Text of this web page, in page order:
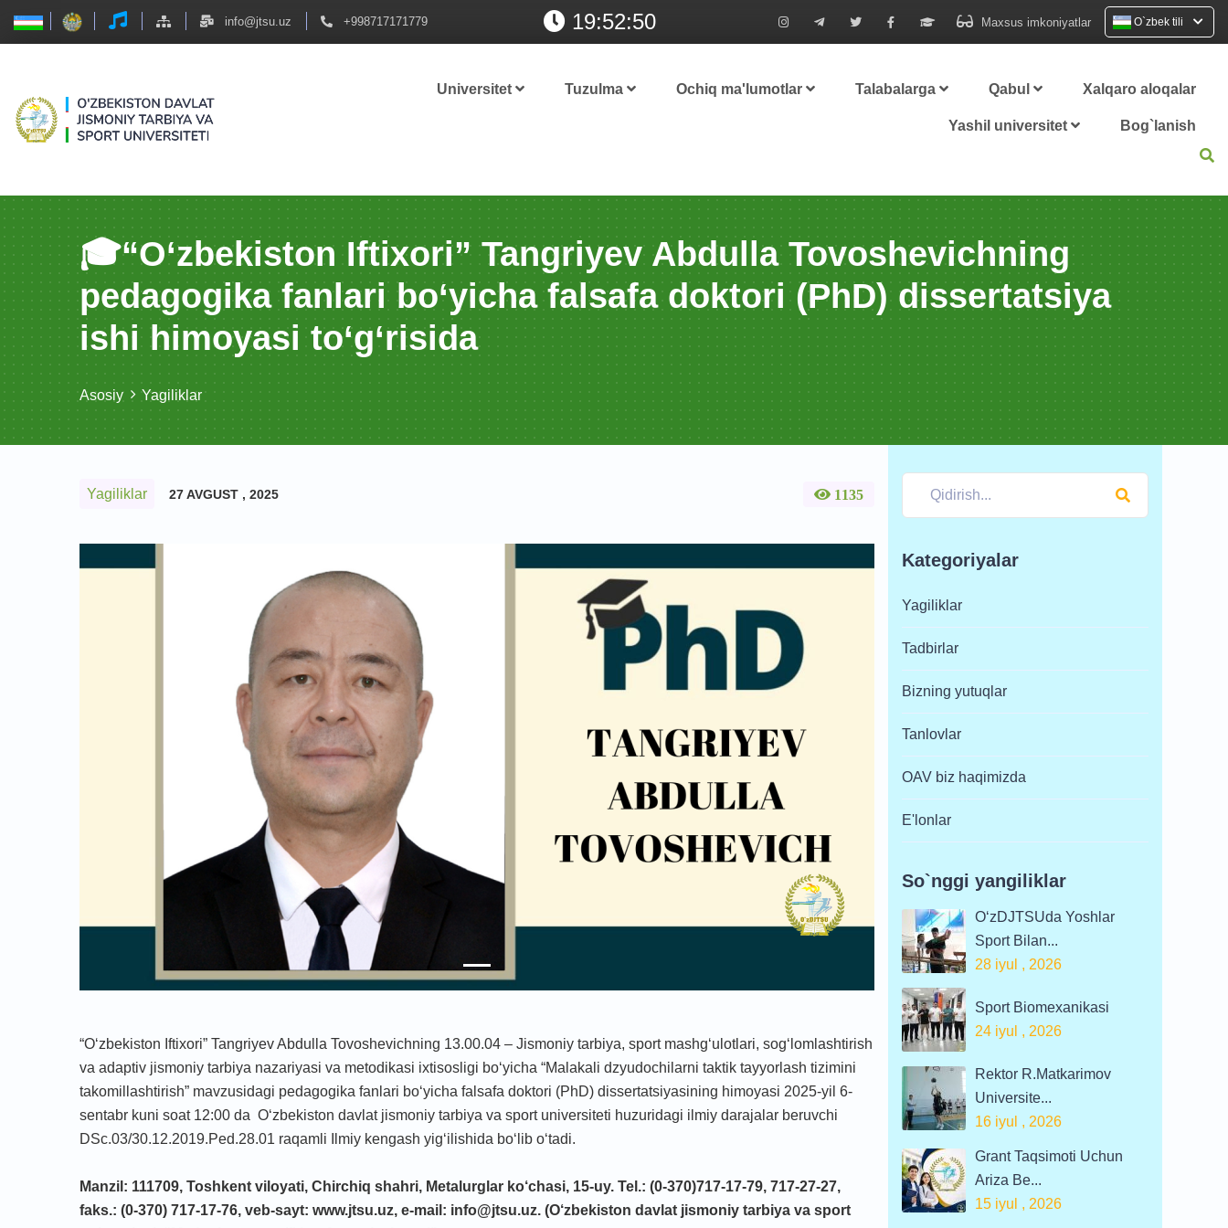
info@jtsu.uz +998717171779 19:52:51 Maxsus imkoniyatlar O`zbek tili
Universitet Tuzulma Ochiq ma'lumotlar Talabalarga Qabul Xalqaro aloqalar
Yashil universitet Bog`lanish
🎓“O‘zbekiston Iftixori” Tangriyev Abdulla Tovoshevichning
pedаgogikа fаnlаri bo‘yichа fаlsаfа doktori (PhD) dissertatsiya
ishi himoyasi to‘g‘risida
Asosiy Yagiliklar
Yagiliklar 27 AVGUST , 2025 1135
“O‘zbekiston Iftixori” Tangriyev Abdulla Tovoshevichning 13.00.04 – Jismoniy tarbiya, sport mashgʻulotlari, sogʻlomlashtirish
va adaptiv jismoniy tarbiya nazariyasi va metodikasi ixtisosligi bo‘yicha “Malakali dzyudochilarni taktik tayyorlash tizimini
takomillashtirish” mavzusidagi pedаgogikа fаnlаri bo‘yichа fаlsаfа doktori (PhD) dissertatsiyasining himoyasi 2025-yil 6-
sentabr kuni soat 12:00 da O‘zbekiston davlat jismoniy tarbiya va sport universiteti huzuridagi ilmiy darajalar beruvchi
DSс.03/30.12.2019.Ped.28.01 raqamli Ilmiy kengash yig‘ilishida bo‘lib o‘tadi.
Manzil: 111709, Toshkent viloyati, Chirchiq shahri, Metalurglar ko‘chasi, 15-uy. Tel.: (0-370)717-17-79, 717-27-27,
faks.: (0-370) 717-17-76, veb-sayt: www.jtsu.uz, e-mail: info@jtsu.uz. (O‘zbekiston davlat jismoniy tarbiya va sport
Kategoriyalar
Yagiliklar
Tadbirlar
Bizning yutuqlar
Tanlovlar
OAV biz haqimizda
E'lonlar
So`nggi yangiliklar
O‘zDJTSUda Yoshlar
Sport Bilan...
28 iyul , 2026
Sport Biomexanikasi
24 iyul , 2026
Rektor R.Matkarimov
Universite...
16 iyul , 2026
Grant Taqsimoti Uchun
Ariza Be...
15 iyul , 2026